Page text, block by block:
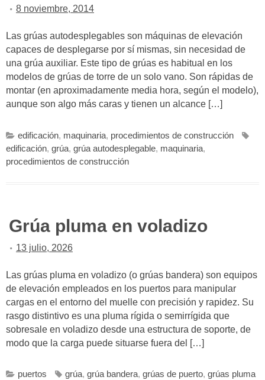
8 noviembre, 2014
Las grúas autodesplegables son máquinas de elevación
capaces de desplegarse por sí mismas, sin necesidad de
una grúa auxiliar. Este tipo de grúas es habitual en los
modelos de grúas de torre de un solo vano. Son rápidas de
montar (en aproximadamente media hora, según el modelo),
aunque son algo más caras y tienen un alcance […]
edificación, maquinaria, procedimientos de construcción
edificación, grúa, grúa autodesplegable, maquinaria,
procedimientos de construcción
Grúa pluma en voladizo
13 julio, 2026
Las grúas pluma en voladizo (o grúas bandera) son equipos
de elevación empleados en los puertos para manipular
cargas en el entorno del muelle con precisión y rapidez. Su
rasgo distintivo es una pluma rígida o semirrígida que
sobresale en voladizo desde una estructura de soporte, de
modo que la carga puede situarse fuera del […]
puertos grúa, grúa bandera, grúas de puerto, grúas pluma